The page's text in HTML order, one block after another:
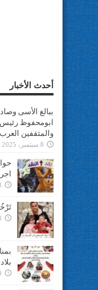
أحدث الأخبار
ببالغ الأسى
ابومحفوظ
والمثقفين العرب
8 سبتمبر، 2025
9